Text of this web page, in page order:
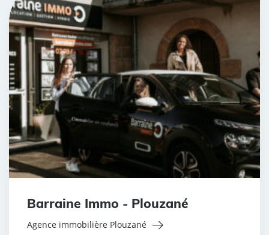
Barraine Immo - Plouzané
Agence immobilière Plouzané